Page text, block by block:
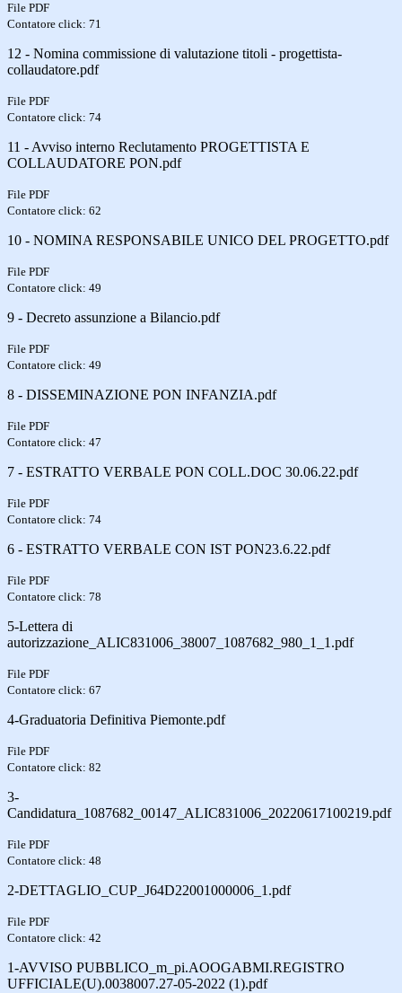
File PDF
Contatore click: 71
12 - Nomina commissione di valutazione titoli - progettista-
collaudatore.pdf
File PDF
Contatore click: 74
11 - Avviso interno Reclutamento PROGETTISTA E
COLLAUDATORE PON.pdf
File PDF
Contatore click: 62
10 - NOMINA RESPONSABILE UNICO DEL PROGETTO.pdf
File PDF
Contatore click: 49
9 - Decreto assunzione a Bilancio.pdf
File PDF
Contatore click: 49
8 - DISSEMINAZIONE PON INFANZIA.pdf
File PDF
Contatore click: 47
7 - ESTRATTO VERBALE PON COLL.DOC 30.06.22.pdf
File PDF
Contatore click: 74
6 - ESTRATTO VERBALE CON IST PON23.6.22.pdf
File PDF
Contatore click: 78
5-Lettera di
autorizzazione_ALIC831006_38007_1087682_980_1_1.pdf
File PDF
Contatore click: 67
4-Graduatoria Definitiva Piemonte.pdf
File PDF
Contatore click: 82
3-
Candidatura_1087682_00147_ALIC831006_20220617100219.pdf
File PDF
Contatore click: 48
2-DETTAGLIO_CUP_J64D22001000006_1.pdf
File PDF
Contatore click: 42
1-AVVISO PUBBLICO_m_pi.AOOGABMI.REGISTRO
UFFICIALE(U).0038007.27-05-2022 (1).pdf